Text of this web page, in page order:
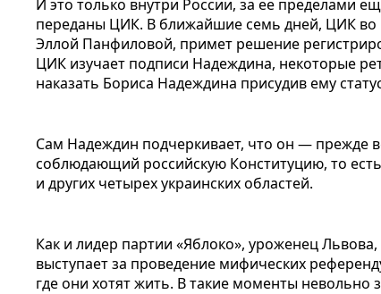
И это только внутри России, за ее пределами
переданы ЦИК. В ближайшие семь дней, ЦИК во
Эллой Панфиловой, примет решение
ЦИК изучает подписи Надеждина, некоторые
наказать Бориса Надеждина присудив ему
Сам Надеждин подчеркивает, что он — прежде
соблюдающий российскую Конституцию, то
и других четырех украинских областей.
Как и лидер партии «Яблоко», уроженец
выступает за проведение мифических
где они хотят жить. В такие моменты